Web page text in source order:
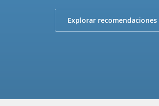
Explorar recomendaciones